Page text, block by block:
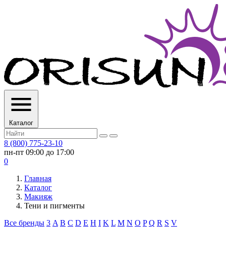
Каталог
8 (800) 775-23-10
пн-пт 09:00 до 17:00
0
Главная
Каталог
Макияж
Тени и пигменты
Все бренды 3 A B C D E H I K L M N O P Q R S V